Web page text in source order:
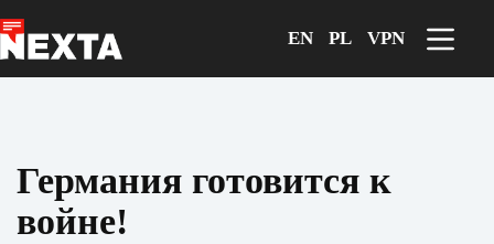
к
сути
EN PL VPN
Германия готовится к
войне!